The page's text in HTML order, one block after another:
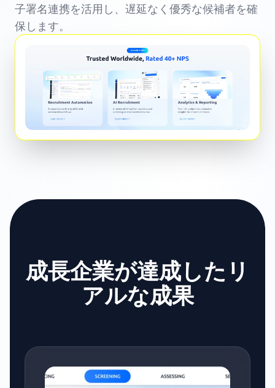
子署名連携を活用し、遅延なく優秀な候補者を確
保します。
成長企業が達成したリ
アルな成果